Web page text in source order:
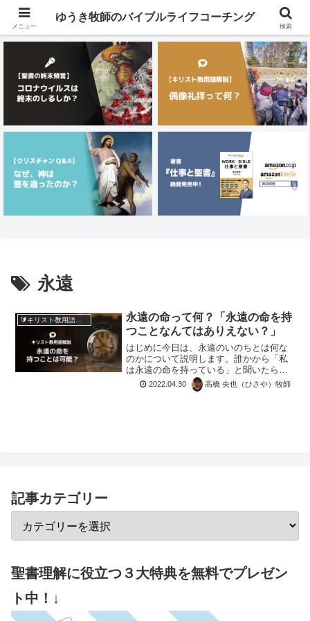
メニュー
永遠
🔰キリスト教用語解説✝️
永遠の命って何？「永遠の命を持
つことなんてはありえない？」
はじめに今日は、永遠のいのちとは何な
のかについて説明します。誰かから「私
は永遠の命を持っている」と聞いたら、
どんな反応をあなただったらしますか？
きっと「マジありえねぇ。サギ師っ」
2022.04.30 高橋 央也（ひさや）牧師
記事カテゴリー
聖書理解に役立つ３大特典を無料でプレゼン
ト中！↓
メニュー
ゆうき牧師のバイブルライフコーチング
検索